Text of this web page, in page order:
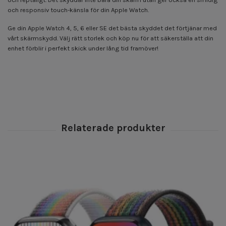
och responsiv touch-känsla för din Apple Watch.
Ge din Apple Watch 4, 5, 6 eller SE det bästa skyddet det förtjänar med
vårt skärmskydd. Välj rätt storlek och köp nu för att säkerställa att din
enhet förblir i perfekt skick under lång tid framöver!